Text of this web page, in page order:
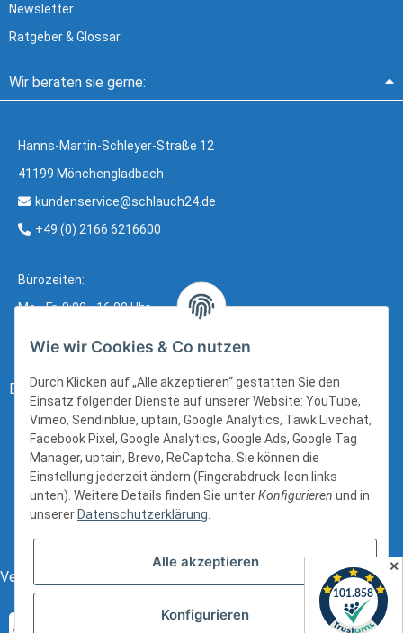
Newsletter
Ratgeber & Glossar
Wir beraten sie gerne:
Hanns-Martin-Schleyer-Straße 12
41199 Mönchengladbach
kundenservice@schlauch24.de
+49 (0) 2166 6216600
Bürozeiten:
Mo - Fr: 8:00 - 16:00 Uhr
Bezahlung:
Versand:
Wie wir Cookies & Co nutzen
Durch Klicken auf „Alle akzeptieren“ gestatten Sie den
Einsatz folgender Dienste auf unserer Website: YouTube,
Vimeo, Sendinblue, uptain, Google Analytics, Tawk Livechat,
Facebook Pixel, Google Analytics, Google Ads, Google Tag
Manager, uptain, Brevo, ReCaptcha. Sie können die
Einstellung jederzeit ändern (Fingerabdruck-Icon links
unten). Weitere Details finden Sie unterKonfigurieren und in
unserer Datenschutzerklärung.
Alle akzeptieren
Konfigurieren
✕